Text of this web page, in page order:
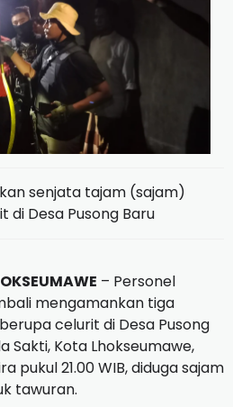
senjata tajam (sajam)
di Desa Pusong Baru
– Personel
mengamankan tiga
celurit di Desa Pusong
Sakti, Kota Lhokseumawe,
pukul 21.00 WIB, diduga sajam
tawuran.